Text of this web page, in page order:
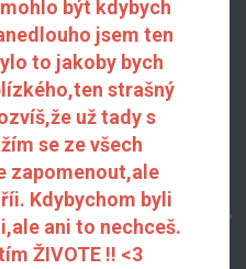
být kdybych
jsem ten
to jakoby bych
strašný
už tady s
se ze všech
zapomenout,ale
Kdybychom byli
ani to nechceš.
ŽIVOTE !! <3